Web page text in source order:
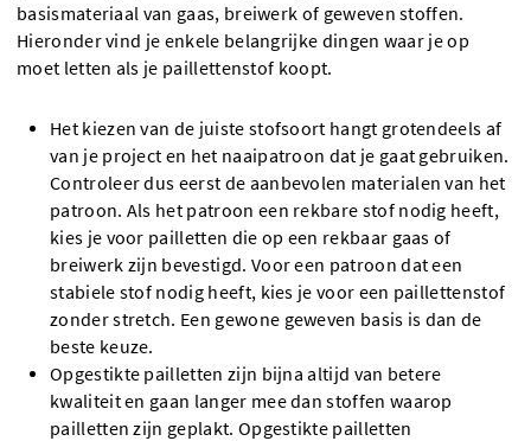
basismateriaal van gaas, breiwerk of geweven stoffen.
Hieronder vind je enkele belangrijke dingen waar je op
moet letten als je paillettenstof koopt.
Het kiezen van de juiste stofsoort hangt grotendeels af
van je project en het naaipatroon dat je gaat gebruiken.
Controleer dus eerst de aanbevolen materialen van het
patroon. Als het patroon een rekbare stof nodig heeft,
kies je voor pailletten die op een rekbaar gaas of
breiwerk zijn bevestigd. Voor een patroon dat een
stabiele stof nodig heeft, kies je voor een paillettenstof
zonder stretch. Een gewone geweven basis is dan de
beste keuze.
Opgestikte pailletten zijn bijna altijd van betere
kwaliteit en gaan langer mee dan stoffen waarop
pailletten zijn geplakt. Opgestikte pailletten